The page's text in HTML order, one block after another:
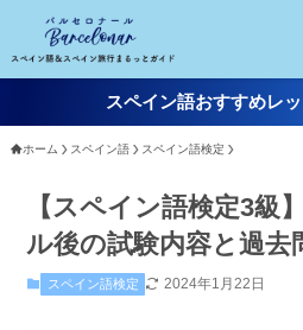
スペイン語おすすめレ
ホーム スペイン語 スペイン語検定
【スペイン語検定3級
ル後の試験内容と過去
スペイン語検定 2024年1月22日